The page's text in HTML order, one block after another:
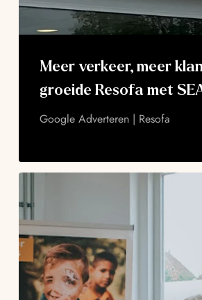
Meer verkeer, meer
groeide Resofa met
Google Adverteren | Resofa